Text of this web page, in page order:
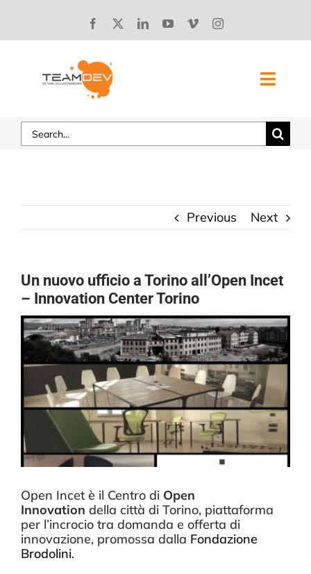
SOLUZIONI
STORIE DI SUCCESSO
BLOG
CONTATTI
Search
for:
Previous Next
Un nuovo ufficio a Torino all’Open Incet
– Innovation Center Torino
Open Incet è il Centro di Open
Innovation della città di Torino, piattaforma
per l’incrocio tra domanda e offerta di
innovazione, promossa dalla Fondazione
Brodolini.